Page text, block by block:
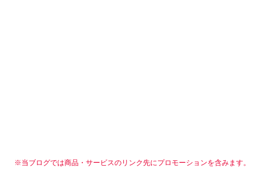
※当ブログでは商品・サービスのリンク先にプロモーションを含みます。